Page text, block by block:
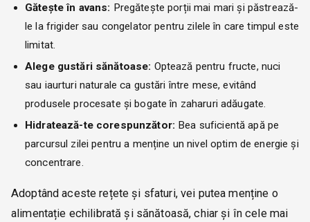
Gătește în avans: Pregătește porții mai mari și păstrează-
le la frigider sau congelator pentru zilele în care timpul este
limitat.
Alege gustări sănătoase: Optează pentru fructe, nuci
sau iaurturi naturale ca gustări între mese, evitând
produsele procesate și bogate în zaharuri adăugate.
Hidratează-te corespunzător: Bea suficientă apă pe
parcursul zilei pentru a menține un nivel optim de energie și
concentrare.
Adoptând aceste rețete și sfaturi, vei putea menține o
alimentație echilibrată și sănătoasă, chiar și în cele mai